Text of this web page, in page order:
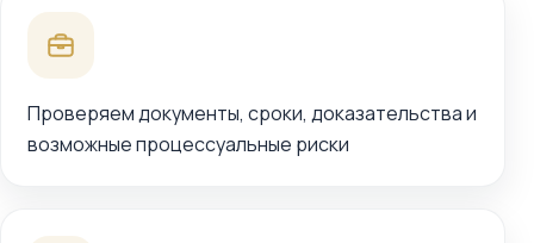
Проверяем документы, сроки, доказательства и
возможные процессуальные риски